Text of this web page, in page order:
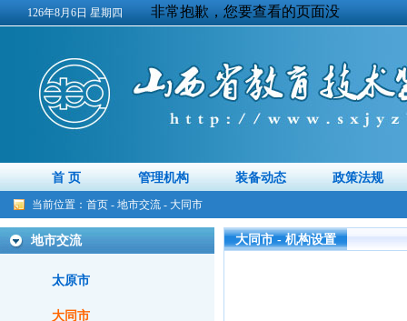
126年8月6日 星期四
首 页 管理机构 装备动态 政策法规
当前位置： 首页 - 地市交流 - 大同市
地市交流
太原市
大同市
大同市 - 机构设置